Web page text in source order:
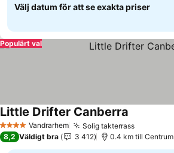
Välj datum för att se exakta priser
Populärt val
4 StjärnorVandrarhem Solig takterrassSe priser
Little Drifter Canberra
8,2 Väldigt bra 3 412 0.4 km till Centrum